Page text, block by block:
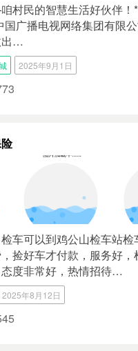
村民的智慧生活好伙伴！
国广播电视网络集团有限
出…
2025年9月1日
车可以到鸡公山检车站检
捡好车才付款，服务好，
度非常好，热情招待…
2025年8月12日